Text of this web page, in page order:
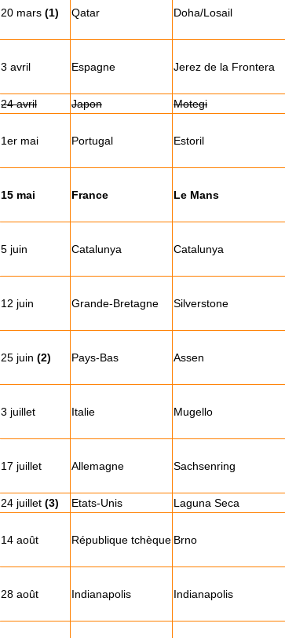
20 mars (1) Qatar Doha/Losail
3 avril Espagne Jerez de la Frontera
24 avril Japon Motegi
1er mai Portugal Estoril
15 mai France Le Mans
5 juin Catalunya Catalunya
12 juin Grande-Bretagne Silverstone
25 juin (2) Pays-Bas Assen
3 juillet Italie Mugello
17 juillet Allemagne Sachsenring
24 juillet (3) Etats-Unis Laguna Seca
14 août République tchèque Brno
28 août Indianapolis Indianapolis